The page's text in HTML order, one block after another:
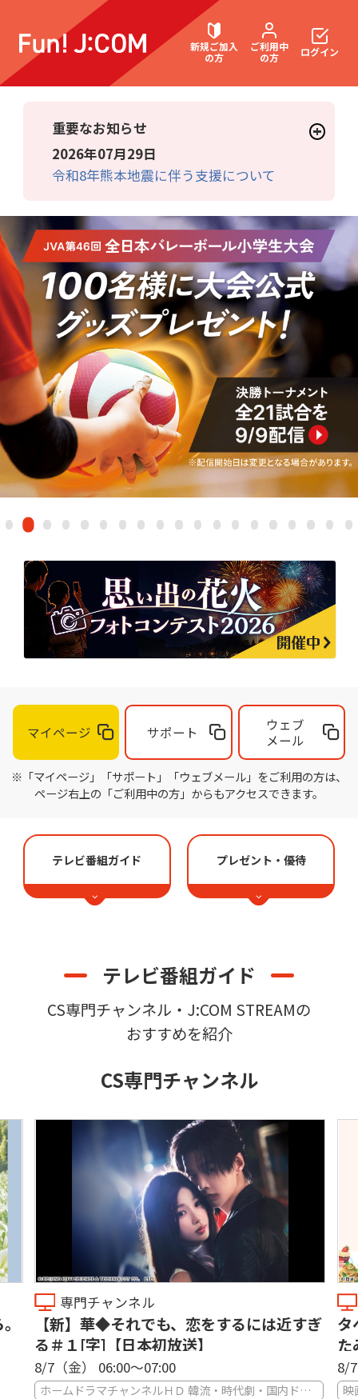
新規ご加入
の方
ご利用中
の方
お困りごと解決・よくあるご質問
ウェブメール マガジン
ログイン
重要なお知らせ
2026年07月29日
令和8年熊本地震に伴う支援について
マイページ サポート
ウェブ
メール
※「マイページ」「サポート」「ウェブメール」をご利用の方は、
ページ右上の「ご利用中の方」からもアクセスできます。
テレビ番組ガイド プレゼント・優待
テレビ番組ガイド
CS専門チャンネル・J:COM STREAMの
おすすめを紹介
CS専門チャンネル
専門チャンネル
【新】華◆それでも、恋をするには近すぎ
る＃１[字]【日本初放送】
8/7（金） 06:00〜07:00
ホームドラマチャンネルＨＤ 韓流・時代劇・国内ドラマ
タ
た
8/
映